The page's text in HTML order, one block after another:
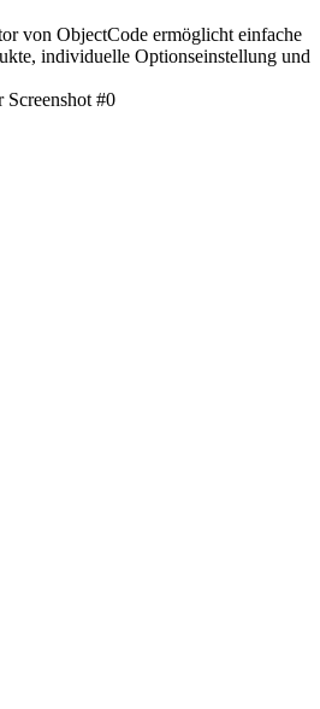
von ObjectCode ermöglicht einfache
individuelle Optionseinstellung und